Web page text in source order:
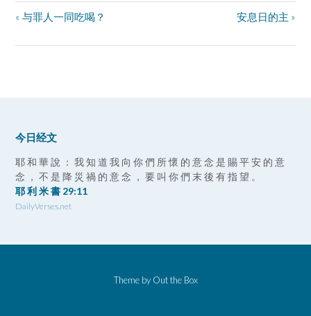
« 与罪人一同吃喝？ 安息日的主 »
今日经文
耶 和 華 說 ： 我 知 道 我 向 你 們 所 懷 的 意 念 是 賜 平 安 的 意
念 ， 不 是 降 災 禍 的 意 念 ， 要 叫 你 們 末 後 有 指 望 。
耶 利 米 書 29:11
DailyVerses.net
Theme by Out the Box